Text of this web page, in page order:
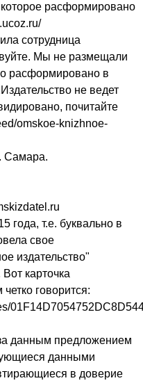
расформировано
сотрудница
Мы не размещали
расформировано в
не ведет
почитайте
omskoe-knizhnoe-
Самара.
года, т.е. буквально в
свое
издательство"
карточка
говорится:
данным предложением
данными
в доверие